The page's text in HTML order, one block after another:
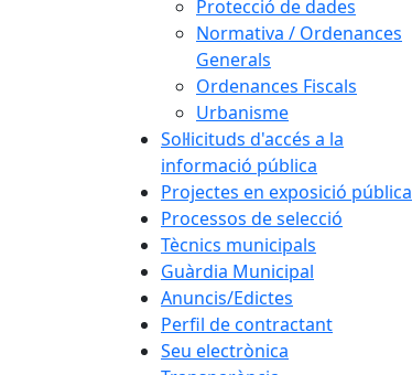
Protecció de dades
Normativa / Ordenances
Generals
Ordenances Fiscals
Urbanisme
Sol·licituds d'accés a la
informació pública
Projectes en exposició pública
Processos de selecció
Tècnics municipals
Guàrdia Municipal
Anuncis/Edictes
Perfil de contractant
Seu electrònica